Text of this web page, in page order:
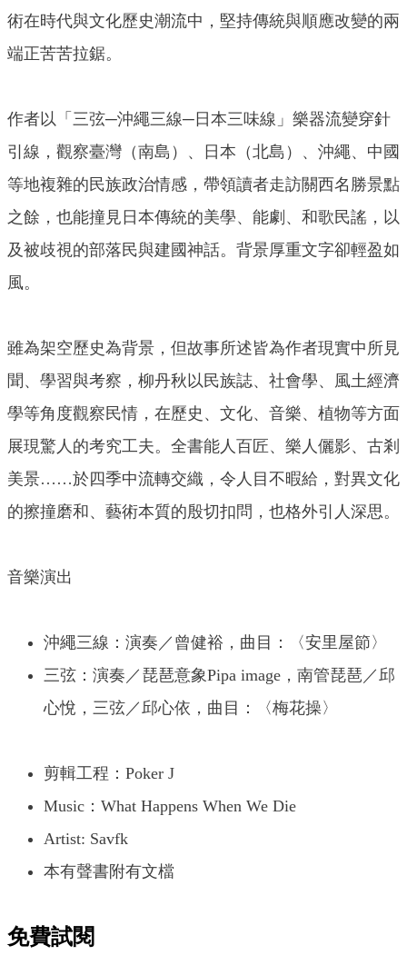
術在時代與文化歷史潮流中，堅持傳統與順應改變的兩
端正苦苦拉鋸。
作者以「三弦─沖繩三線─日本三味線」樂器流變穿針
引線，觀察臺灣（南島）、日本（北島）、沖繩、中國
等地複雜的民族政治情感，帶領讀者走訪關西名勝景點
之餘，也能撞見日本傳統的美學、能劇、和歌民謠，以
及被歧視的部落民與建國神話。背景厚重文字卻輕盈如
風。
雖為架空歷史為背景，但故事所述皆為作者現實中所見
聞、學習與考察，柳丹秋以民族誌、社會學、風土經濟
學等角度觀察民情，在歷史、文化、音樂、植物等方面
展現驚人的考究工夫。全書能人百匠、樂人儷影、古剎
美景……於四季中流轉交織，令人目不暇給，對異文化
的擦撞磨和、藝術本質的殷切扣問，也格外引人深思。
音樂演出
沖繩三線：演奏／曾健裕，曲目：〈安里屋節〉
三弦：演奏／琵琶意象Pipa image，南管琵琶／邱
心悅，三弦／邱心依，曲目：〈梅花操〉
剪輯工程：Poker J
Music：What Happens When We Die
Artist: Savfk
本有聲書附有文檔
免費試閱